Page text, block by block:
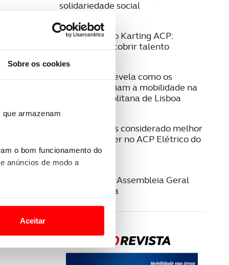
Sobre os cookies
armazenam
o bom funcionamento do
anúncios de modo a
lhe proporcionar
Aceitar
solidariedade social
28 JULHO 2026
27.ª Formação Karting ACP:
Formar e descobrir talento
08 JULHO 2026
Estudo ACP revela como os
cidadãos avaliam a mobilidade na
Área Metropolitana de Lisboa
23 JUNHO 2026
Jeep Compass considerado melhor
SUV/Crossover no ACP Elétrico do
Ano 2026
Convocatória Assembleia Geral
Extraordinária